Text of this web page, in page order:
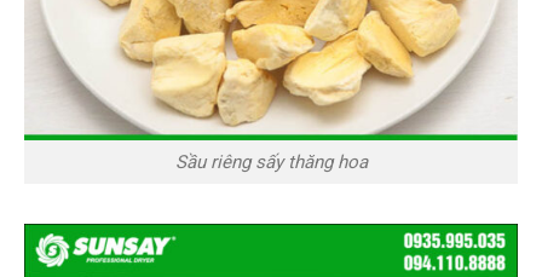
Sầu riêng sấy thăng hoa